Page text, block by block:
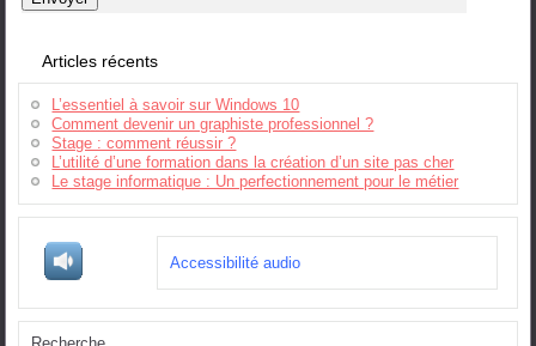
Articles récents
L’essentiel à savoir sur Windows 10
Comment devenir un graphiste professionnel ?
Stage : comment réussir ?
L’utilité d’une formation dans la création d’un site pas cher
Le stage informatique : Un perfectionnement pour le métier
Accessibilité audio